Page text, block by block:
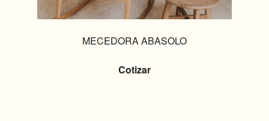
MECEDORA ABASOLO
Cotizar